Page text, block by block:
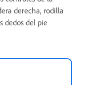
derecha, rodilla
dedos del pie